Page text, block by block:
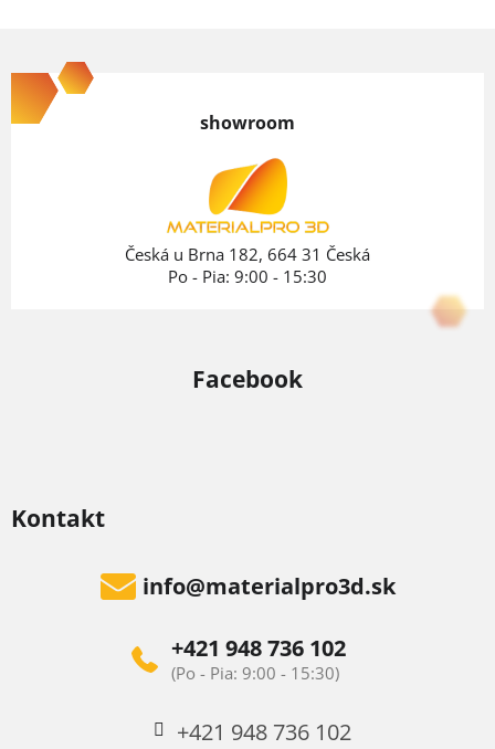
á
p
Kontakt
info@materialpro3d.sk
+421 948 736 102
+421 948 736 102
showroom
Česká u Brna 182, 664 31 Česká
Po - Pia: 9:00 - 15:30
Facebook